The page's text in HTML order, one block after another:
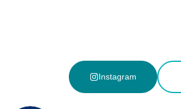
Instagram